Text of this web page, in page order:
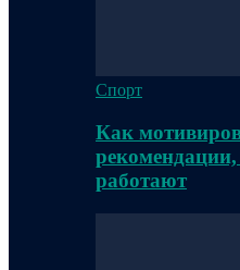
Спорт
Как
рекомендации,
работают